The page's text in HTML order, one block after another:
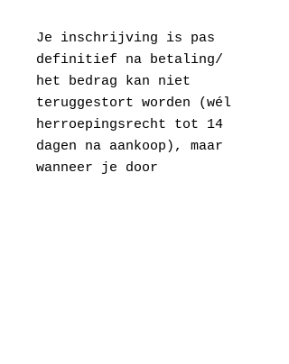
Je inschrijving is pas
definitief na betaling/
het bedrag kan niet
teruggestort worden (wél
herroepingsrecht tot 14
dagen na aankoop), maar
wanneer je door